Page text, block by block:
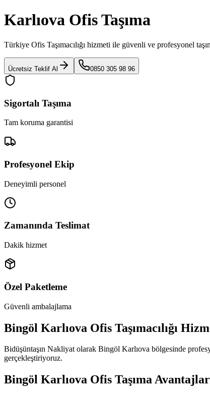
Karlıova Ofis Taşıma
Türkiye Ofis Taşımacılığı hizmeti ile güvenli ve profesyonel
Ücretsiz Teklif Al 0850 305 98 96
Sigortalı Taşıma
Tam koruma garantisi
Profesyonel Ekip
Deneyimli personel
Zamanında Teslimat
Dakik hizmet
Özel Paketleme
Güvenli ambalajlama
Bingöl Karlıova Ofis Taşımacılığı
Bidüşüntaşın Nakliyat olarak Bingöl Karlıova bölgesinde
gerçekleştiriyoruz.
Bingöl Karlıova Ofis Taşıma